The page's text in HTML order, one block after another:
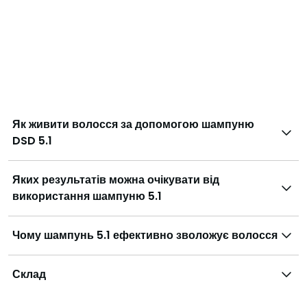
Як живити волосся за допомогою шампуню
DSD 5.1
Яких результатів можна очікувати від
використання шампуню 5.1
Чому шампунь 5.1 ефективно зволожує волосся
Склад